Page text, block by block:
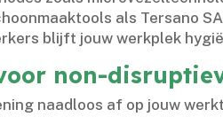
als Tersano
blijft jouw werkplek
non-
naadloos af op jouw